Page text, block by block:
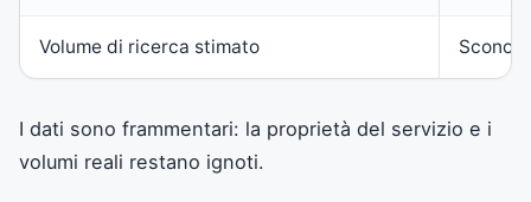
Volume di ricerca stimato
I dati sono frammentari: la proprietà del servizio e i
volumi reali restano ignoti.